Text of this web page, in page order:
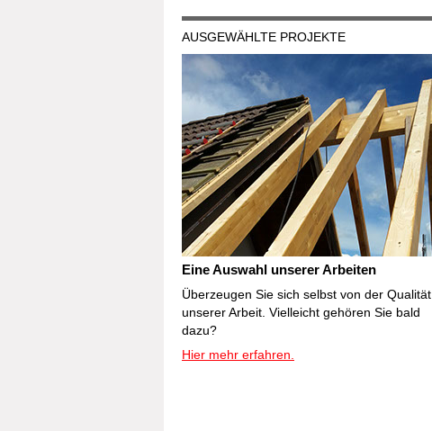
AUSGEWÄHLTE PROJEKTE
Eine Auswahl unserer Arbeiten
Überzeugen Sie sich selbst von der Qualität
unserer Arbeit. Vielleicht gehören Sie bald
dazu?
Hier mehr erfahren.